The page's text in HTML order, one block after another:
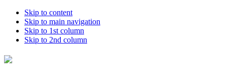
Skip to content
Skip to main navigation
Skip to 1st column
Skip to 2nd column